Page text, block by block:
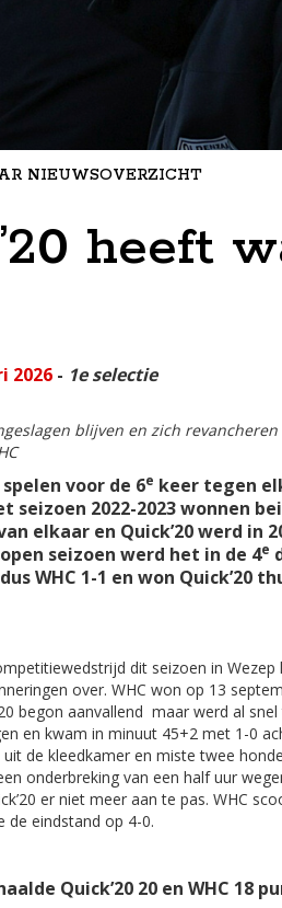
NIEUWSOVERZICHT
heeft
2026- 1e selectie
blijven en zich revancheren
spelen voor de 6e keer tegen
seizoen 2022-2023 wonnen
elkaar en Quick’20 werd in
seizoen werd het in de 4e
WHC 1-1 en won Quick’20
dit seizoen in Wezep
over. WHC won op 13
begon aanvallend maar werd al
en kwam in minuut 45+2 met 1-0
uit de kleedkamer en miste twee
onderbreking van een half uur
er niet meer aan te pas. WHC
de eindstand op 4-0.
Quick’20 20 en WHC 18